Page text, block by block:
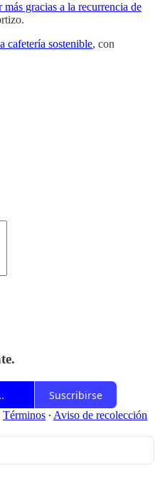
más gracias a la recurrencia de
cafetería sostenible, con
Suscribirse
Términos ∙ Aviso de recolección